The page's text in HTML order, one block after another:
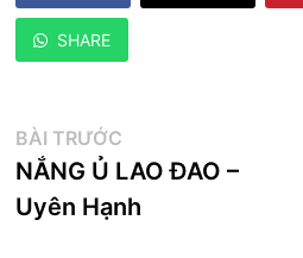
SHARE
Điều
hướng
bài
BÀI TRƯỚC
trước:
NẮNG Ủ LAO ĐAO –
Uyên Hạnh